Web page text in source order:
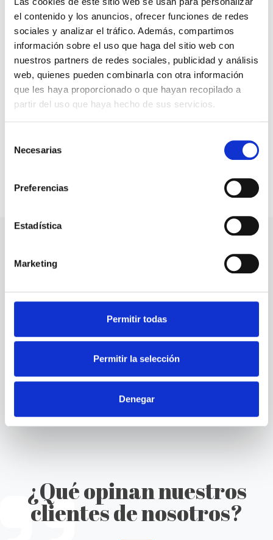
el contenido y los anuncios, ofrecer funciones de redes
sociales y analizar el tráfico. Además, compartimos
información sobre el uso que haga del sitio web con
nuestros partners de redes sociales, publicidad y análisis
web, quienes pueden combinarla con otra información
que les haya proporcionado o que hayan recopilado a
partir del uso que haya hecho de sus servicios.
Necesarias
Preferencias
Estadística
Marketing
Permitir todas
Permitir la selección
Denegar
momentos del día. Con un diseño de lo más versátil, son
ideales en salones, comedores, salas de estar, cocinas,
restaurantes, oficinas, despachos, habitaciones juveniles, etc.
Los estores noche y día a medida de Cortineo están
fabricados al 100% en poliéster, un material de alta
resistencia al paso del tiempo y fácil limpieza. Su
mantenimiento es sencillo, sus fibras repelen el polvo y para
Muestras gratuitas
En Cortineo sabemos que ver nuestros tejidos a través de una
pantalla no es lo mismo que poder tocarlos.
Por eso te enviamos a casa muestras gratuitas sin ningún tipo
de coste ni compromiso.
¡Solicítanos las tuyas y sal de dudas con cuál es la textura, la
NECESITO MUESTRAS GRATUITAS
¿Qué opinan nuestros
clientes de nosotros?